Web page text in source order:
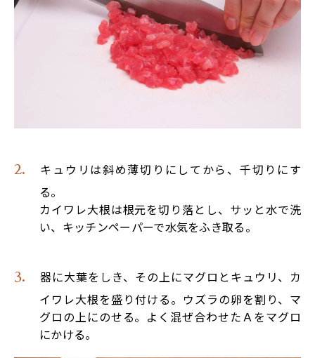
キュウリは斜め薄切りにしてから、千切りにす
る。
カイワレ大根は根元を切り落とし、サッと水で洗
い、キッチンペーパーで水気をふき取る。
器に大葉をしき、その上にマグロとキュウリ、カ
イワレ大根を盛り付ける。ウズラの卵を割り、マ
グロの上にのせる。よく混ぜ合わせたＡをマグロ
にかける。